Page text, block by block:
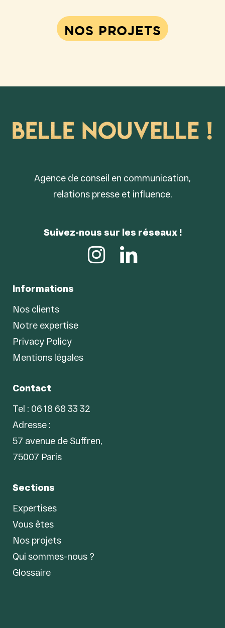
NOS PROJETS
Agence de conseil en communication,
relations presse et influence.
Suivez-nous sur les réseaux !
Informations
Nos clients
Notre expertise
Privacy Policy
Mentions légales
Contact
Tel : 06 18 68 33 32
Adresse :
57 avenue de Suffren,
75007 Paris
Sections
Expertises
Vous êtes
Nos projets
Qui sommes-nous ?
Glossaire